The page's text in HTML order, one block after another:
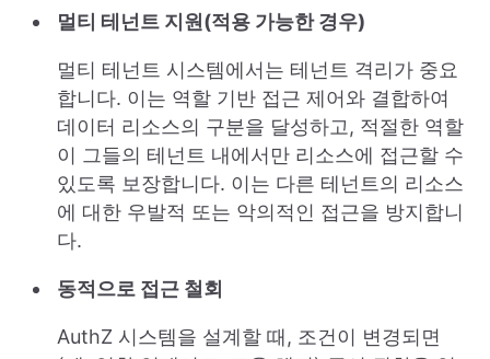
멀티 테넌트 지원(적용 가능한 경우)
멀티 테넌트 시스템에서는 테넌트 격리가 중요
합니다. 이는 역할 기반 접근 제어와 결합하여
데이터 리소스의 구분을 달성하고, 적절한 역할
이 그들의 테넌트 내에서만 리소스에 접근할 수
있도록 보장합니다. 이는 다른 테넌트의 리소스
에 대한 우발적 또는 악의적인 접근을 방지합니
다.
동적으로 접근 철회
AuthZ 시스템을 설계할 때, 조건이 변경되면